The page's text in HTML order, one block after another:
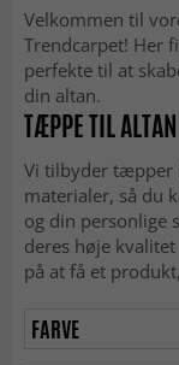
Velkommen til
Trendcarpet! Her
perfekte til at
din altan.
TÆPPE TIL
Vi tilbyder tæpper
materialer, så du
og din personlige
deres høje
på at få et
FARVE